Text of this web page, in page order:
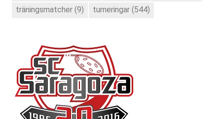
träningsmatcher (9) turneringar (544)